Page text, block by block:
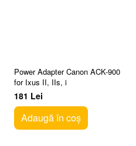
Power Adapter Canon ACK-900
for Ixus II, IIs, i
181 Lei
Adaugă în coș